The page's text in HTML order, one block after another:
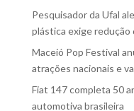
Pesquisador da Ufal
plástica exige redução
Maceió Pop Festival
atrações nacionais e
Fiat 147 completa 50
automotiva brasileira